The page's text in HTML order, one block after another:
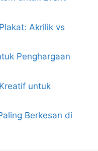
Akrilik vs
Penghargaan
untuk
Berkesan di